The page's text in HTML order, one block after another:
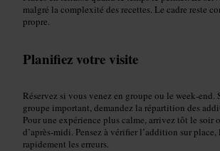
malgré la complexité des recettes. Le cadre reste
propre.
Planifiez votre visite
Réservez si vous venez en groupe ou le week‑end.
groupe important, demandez la répartition des
Pour une expérience plus calme, arrivez tôt le soir
d’après‑midi. Pensez à vérifier l’addition sur place,
rapidement les erreurs.